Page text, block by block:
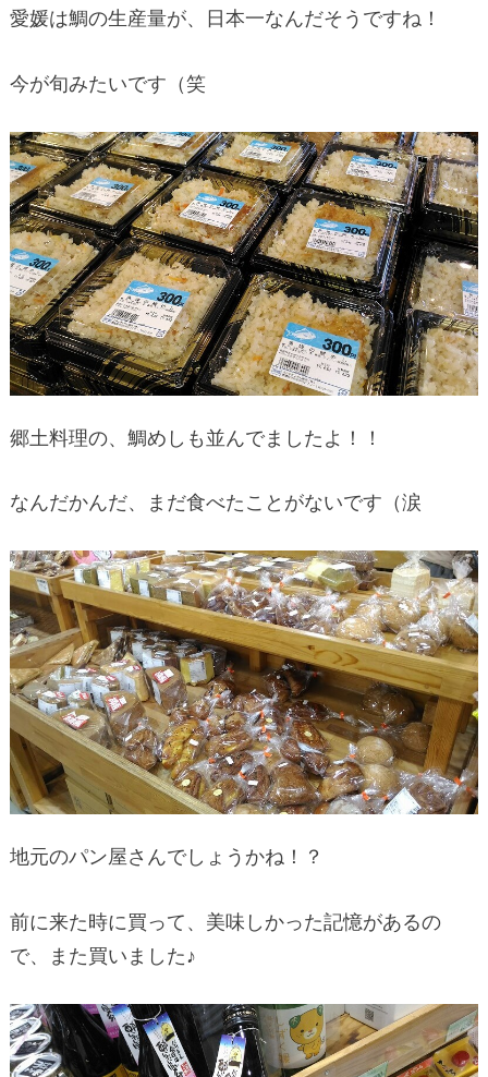
愛媛は鯛の生産量が、日本一なんだそうですね！
今が旬みたいです（笑
郷土料理の、鯛めしも並んでましたよ！！
なんだかんだ、まだ食べたことがないです（涙
地元のパン屋さんでしょうかね！？
前に来た時に買って、美味しかった記憶があるの
で、また買いました♪